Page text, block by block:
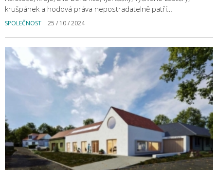
krušpánek a hodová práva nepostradatelně patří…
SPOLEČNOST 25 / 10 / 2024